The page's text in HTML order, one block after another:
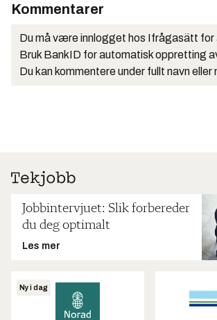
Kommentarer
Du må være innlogget hos Ifrågasätt for
Bruk BankID for automatisk oppretting
Du kan kommentere under fullt navn eller
Jobbintervjuet: Slik forbereder
du deg optimalt
Les mer
Ny i dag